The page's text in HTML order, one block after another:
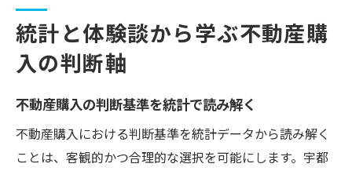
統計と体験談から学ぶ不動産購
入の判断軸
不動産購入の判断基準を統計で読み解く
不動産購入における判断基準を統計データから読み解く
ことは、客観的かつ合理的な選択を可能にします。宇都